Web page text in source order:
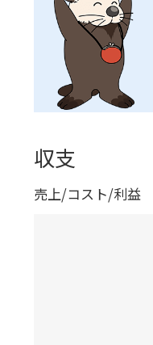
収支
売上/コスト/利益